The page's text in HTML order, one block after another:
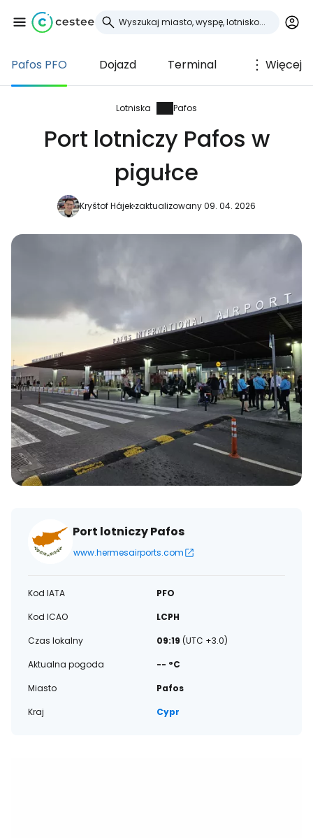
Pafos PFO Dojazd Terminal Więcej
Lotniska Pafos
Port lotniczy Pafos w
pigułce
Kryštof Hájekzaktualizowany 09. 04. 2026
Port lotniczy Pafos
www.hermesairports.com
Kod IATA
PFO
Kod ICAO
LCPH
Czas lokalny
09:19 (UTC +3.0)
Aktualna pogoda
-- °C
Miasto
Pafos
Kraj
Cypr
Zaloguj się do
Cestee
... światowej społeczności podróżniczej
Kontynuuj z Google